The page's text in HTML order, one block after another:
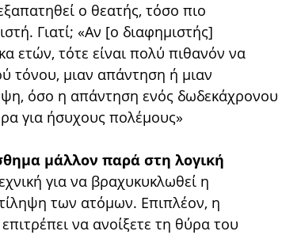
ο θεατής, τόσο πιο
Γιατί; «Αν [ο διαφημιστής]
ετών, τότε είναι πολύ πιθανόν να
τόνου, μιαν απάντηση ή μιαν
όσο η απάντηση ενός δωδεκάχρονου
για ήσυχους πολέμους»
μάλλον παρά στη λογική
για να βραχυκυκλωθεί η
των ατόμων. Επιπλέον, η
να ανοίξετε τη θύρα του